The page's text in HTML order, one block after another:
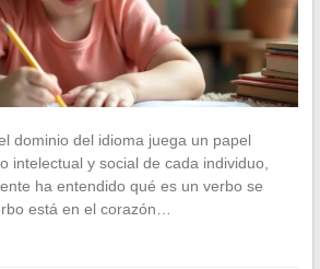
dominio del idioma juega un papel
intelectual y social de cada individuo,
ha entendido qué es un verbo se
está en el corazón…